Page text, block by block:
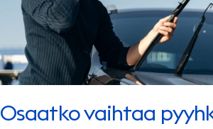
Osaatko vaihtaa